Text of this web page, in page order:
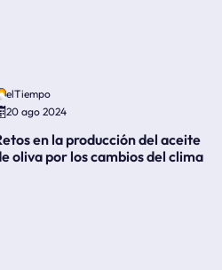
elTiempo
20 ago 2024
en la producción del aceite
oliva por los cambios del clima